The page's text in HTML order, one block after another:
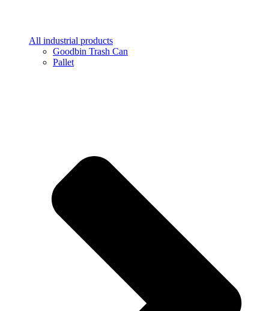
All industrial products
Goodbin Trash Can
Pallet